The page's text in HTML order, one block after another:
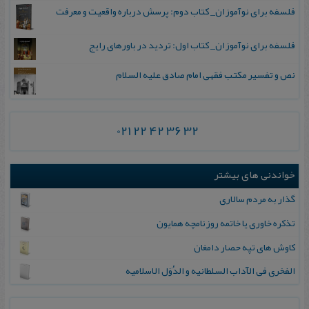
فلسفه برای نوآموزان_ کتاب دوم: پرسش درباره واقعیت و معرفت
فلسفه برای نوآموزان_ کتاب اول: تردید در باورهای رایج
نص و تفسیر مکتب فقهی امام صادق علیه السلام
021 22 42 36 32
خواندنی های بیشتر
گذار به‌ مردم‌ سالاری
تذکره خاوری یا ‌خاتمه روزنامچه همایون
کاوش های تپه حصار دامغان
ال‍ف‍خ‍ری‌ ف‍ی‌ الآداب‌ ال‍س‍ل‍طان‍ی‍ه‌ و ال‍دُوَل‌ الاس‍لام‍ی‍ه‌